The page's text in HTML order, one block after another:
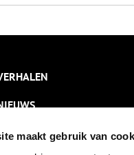
maakt gebruik van